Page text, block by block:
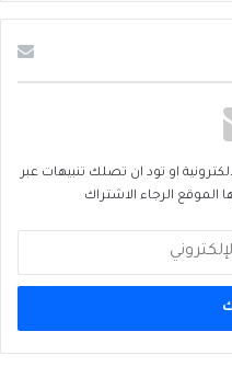
او تود ان تصلك تنبيهات عبر
الموقع الرجاء الاشتراك